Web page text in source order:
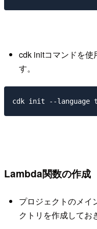
cdk initコマンドを使
す。
Lambda関数の作成
プロジェクトのメイ
クトリを作成してお